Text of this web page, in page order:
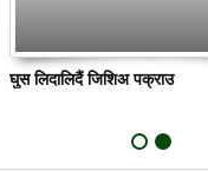
घुस लिदालिदैं जिशिअ पक्राउ